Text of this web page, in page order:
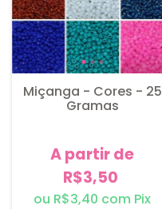
Miçanga - Cores - 25
Gramas
A partir de
R$3,50
R$3,40 com Pix